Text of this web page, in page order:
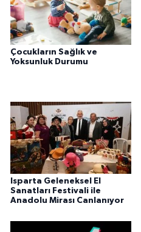
Çocukların Sağlık ve
Yoksunluk Durumu
Isparta Geleneksel El
Sanatları Festivali ile
Anadolu Mirası Canlanıyor